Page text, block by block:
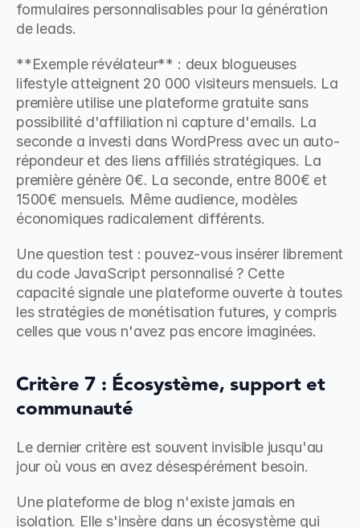
formulaires personnalisables pour la génération
de leads.
**Exemple révélateur** : deux blogueuses
lifestyle atteignent 20 000 visiteurs mensuels. La
première utilise une plateforme gratuite sans
possibilité d'affiliation ni capture d'emails. La
seconde a investi dans WordPress avec un auto-
répondeur et des liens affiliés stratégiques. La
première génère 0€. La seconde, entre 800€ et
1500€ mensuels. Même audience, modèles
économiques radicalement différents.
Une question test : pouvez-vous insérer librement
du code JavaScript personnalisé ? Cette
capacité signale une plateforme ouverte à toutes
les stratégies de monétisation futures, y compris
celles que vous n'avez pas encore imaginées.
Critère 7 : Écosystème, support et
communauté
Le dernier critère est souvent invisible jusqu'au
jour où vous en avez désespérément besoin.
Une plateforme de blog n'existe jamais en
isolation. Elle s'insère dans un écosystème qui